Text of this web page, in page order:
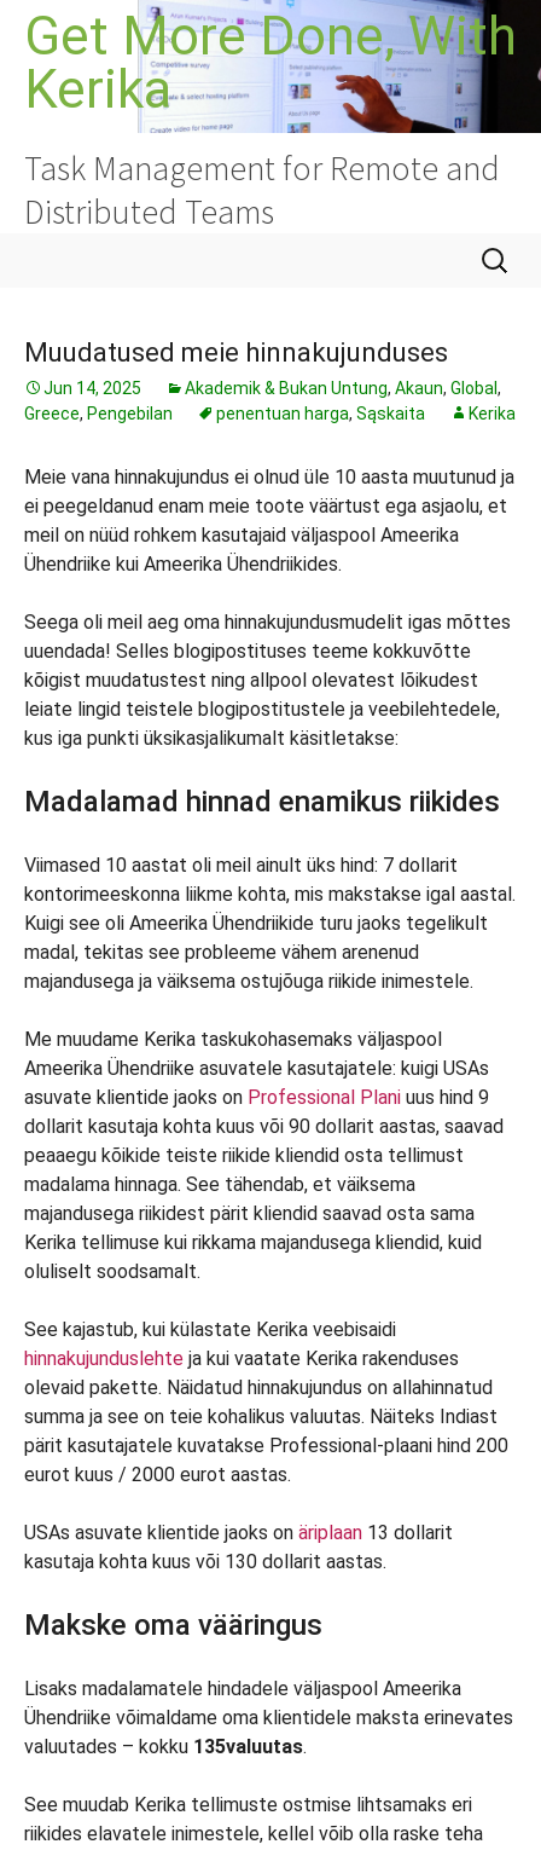
Langkau
kandungan
Get More Done, With
Kerika
Task Management for Remote and
Distributed Teams
Cari:
Muudatused meie hinnakujunduses
Jun 14, 2025 Akademik & Bukan Untung, Akaun, Global ,
Greece, Pengebilan penentuan harga, Sąskaita Kerika
Meie vana hinnakujundus ei olnud üle 10 aasta muutunud ja
ei peegeldanud enam meie toote väärtust ega asjaolu, et
meil on nüüd rohkem kasutajaid väljaspool Ameerika
Ühendriike kui Ameerika Ühendriikides.
Seega oli meil aeg oma hinnakujundusmudelit igas mõttes
uuendada! Selles blogipostituses teeme kokkuvõtte
kõigist muudatustest ning allpool olevatest lõikudest
leiate lingid teistele blogipostitustele ja veebilehtedele,
kus iga punkti üksikasjalikumalt käsitletakse:
Madalamad hinnad enamikus riikides
Viimased 10 aastat oli meil ainult üks hind: 7 dollarit
kontorimeeskonna liikme kohta, mis makstakse igal aastal.
Kuigi see oli Ameerika Ühendriikide turu jaoks tegelikult
madal, tekitas see probleeme vähem arenenud
majandusega ja väiksema ostujõuga riikide inimestele.
Me muudame Kerika taskukohasemaks väljaspool
Ameerika Ühendriike asuvatele kasutajatele: kuigi USAs
asuvate klientide jaoks on Professional Plani uus hind 9
dollarit kasutaja kohta kuus või 90 dollarit aastas, saavad
peaaegu kõikide teiste riikide kliendid osta tellimust
madalama hinnaga. See tähendab, et väiksema
majandusega riikidest pärit kliendid saavad osta sama
Kerika tellimuse kui rikkama majandusega kliendid, kuid
oluliselt soodsamalt.
See kajastub, kui külastate Kerika veebisaidi
hinnakujunduslehte ja kui vaatate Kerika rakenduses
olevaid pakette. Näidatud hinnakujundus on allahinnatud
summa ja see on teie kohalikus valuutas. Näiteks Indiast
pärit kasutajatele kuvatakse Professional-plaani hind 200
eurot kuus / 2000 eurot aastas.
USAs asuvate klientide jaoks on äriplaan 13 dollarit
kasutaja kohta kuus või 130 dollarit aastas.
Makske oma vääringus
Lisaks madalamatele hindadele väljaspool Ameerika
Ühendriike võimaldame oma klientidele maksta erinevates
valuutades – kokku 135valuutas.
See muudab Kerika tellimuste ostmise lihtsamaks eri
riikides elavatele inimestele, kellel võib olla raske teha